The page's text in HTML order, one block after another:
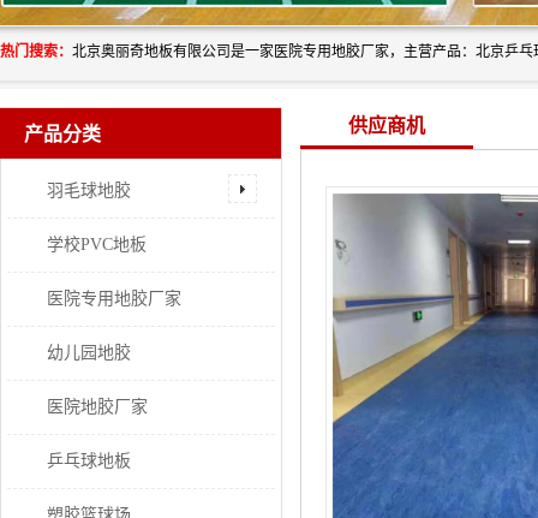
热门搜索：
产品分类
羽毛球地胶
学校PVC地板
医院专用地胶厂家
幼儿园地胶
医院地胶厂家
乒乓球地板
供应商机